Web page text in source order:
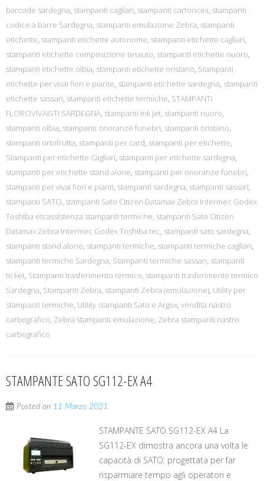
barcode sardegna, stampanti cagliari, stampanti cartoncini, stampanti
codice a barre Sardegna, stampanti emulazione Zebra, stampanti
etichette, stampanti etichette autonome, stampanti etichette cagliari,
stampanti etichette composizione tessuto, stampanti etichette nuoro,
stampanti etichette olbia, stampanti etichette oristano, Stampanti
etichette per vivai fiori e piante, stampanti etichette sardegna, stampanti
etichette sassari, stampanti etichette termiche, STAMPANTI
FLOROVIVAISTI SARDEGNA, stampanti ink jet, stampanti nuoro,
stampanti olbia, stampanti onoranze funebri, stampanti oristano,
stampanti ortofrutta, stampanti per card, stampanti per etichette,
Stampanti per etichette Cagliari, stampanti per etichette sardegna,
stampanti per etichette stand alone, stampanti per onoranze funebri,
stampanti per vivai fiori e pianti, stampanti sardegna, stampanti sassari,
stampanti SATO, stampanti Sato Citizen Datamax Zebra Intermec Godex
Toshiba etcassistenza stampanti termiche, stampanti Sato Citizen
Datamax Zebra Intermec Godex Toshiba tec, stampanti sato sardegna,
stampanti stand alone, stampanti termiche, stampanti termiche cagliari,
stampanti termiche Sardegna, Stampanti termiche sassari, stampanti
ticket, Stampanti trasferimento termico, stampanti trasferimento termico
Sardegna, Stampanti Zebra, stampanti Zebra (emulazione), Utility per
stampanti termiche, Utility stampanti Sato e Argox, vendita nastro
carbografico, Zebra stampanti emulazione, Zebra stampanti nastro
carbografico
STAMPANTE SATO SG112-EX A4
Posted on 11 Marzo 2021
STAMPANTE SATO SG112-EX A4 La
SG112-EX dimostra ancora una volta le
capacità di SATO: progettata per far
risparmiare tempo agli operatori e